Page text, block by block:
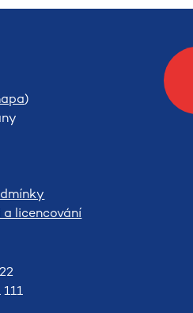
)
licencování